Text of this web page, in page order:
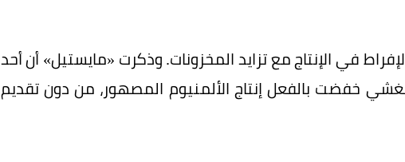
في الإنتاج مع تزايد المخزونات. وذكرت «مايستيل» أن أحد
خفضت بالفعل إنتاج الألمنيوم المصهور، من دون تقديم